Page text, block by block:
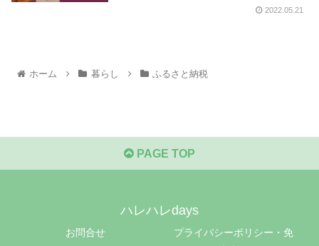
2022.05.21
ホーム 暮らし ふるさと納税
PAGE TOP
ハレハレdays
お問合せ
プライバシーポリシー・免